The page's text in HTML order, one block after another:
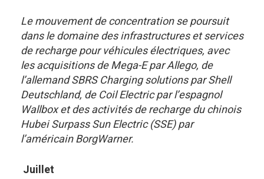
Le mouvement de concentration se poursuit
dans le domaine des infrastructures et services
de recharge pour véhicules électriques, avec
les acquisitions deMega-E par Allego, de
l’allemand SBRS Charging solutions parShell
Deutschland, de Coil Electric par l’espagnol
Wallbox et des activités de recharge du chinois
Hubei Surpass Sun Electric (SSE) par
l’américain BorgWarner.
Juillet